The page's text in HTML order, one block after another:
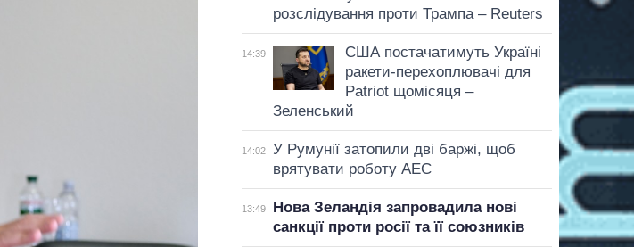
розслідування проти Трампа – Reuters
14:39
США постачатимуть Україні
ракети-перехоплювачі для
Patriot щомісяця –
Зеленський
14:02
У Румунії затопили дві баржі, щоб
врятувати роботу АЕС
13:49
Нова Зеландія запровадила нові
санкції проти росії та її союзників